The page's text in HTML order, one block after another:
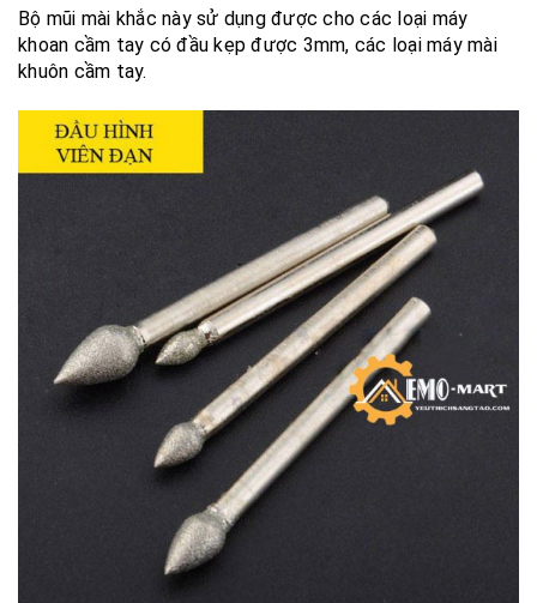
Bộ mũi mài khắc này sử dụng được cho các loại máy
khoan cầm tay có đầu kẹp được 3mm, các loại máy mài
khuôn cầm tay.